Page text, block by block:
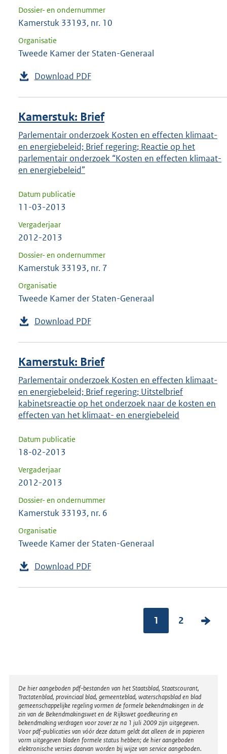
Dossier- en ondernummer
Kamerstuk 33193, nr. 10
Organisatie
Tweede Kamer der Staten-Generaal
Download PDF
Kamerstuk: Brief
Parlementair onderzoek Kosten en effecten klimaat-
en energiebeleid; Brief regering; Reactie op het
parlementair onderzoek “Kosten en effecten klimaat-
en energiebeleid”
Datum publicatie
11-03-2013
Vergaderjaar
2012-2013
Dossier- en ondernummer
Kamerstuk 33193, nr. 7
Organisatie
Tweede Kamer der Staten-Generaal
Download PDF
Kamerstuk: Brief
Parlementair onderzoek Kosten en effecten klimaat-
en energiebeleid; Brief regering; Uitstelbrief
kabinetsreactie op het onderzoek naar de kosten en
effecten van het klimaat- en energiebeleid
Datum publicatie
18-02-2013
Vergaderjaar
2012-2013
Dossier- en ondernummer
Kamerstuk 33193, nr. 6
Organisatie
Tweede Kamer der Staten-Generaal
Download PDF
1 2
V
Disclaimer
De hier aangeboden pdf-bestanden van het Staatsblad, Staatscourant,
Tractatenblad, provinciaal blad, gemeenteblad, waterschapsblad en blad
gemeenschappelijke regeling vormen de formele bekendmakingen in de
zin van de Bekendmakingswet en de Rijkswet goedkeuring en
bekendmaking verdragen voor zover ze na 1 juli 2009 zijn uitgegeven.
Voor pdf-publicaties van vóór deze datum geldt dat alleen de in papieren
vorm uitgegeven bladen formele status hebben; de hier aangeboden
elektronische versies daarvan worden bij wijze van service aangeboden.